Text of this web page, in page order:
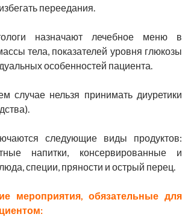
переедания.
назначают лечебное меню в
тела, показателей уровня глюкозы
особенностей пациента.
случае нельзя принимать диуретики
следующие виды продуктов:
напитки, консервированные и
специи, пряности и острый перец.
мероприятия, обязательные для